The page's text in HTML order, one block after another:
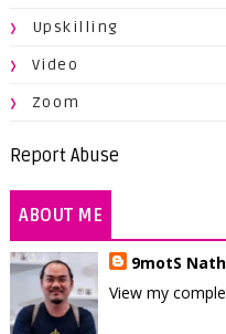
Upskilling
Video
Zoom
Report Abuse
ABOUT ME
9motS
View my